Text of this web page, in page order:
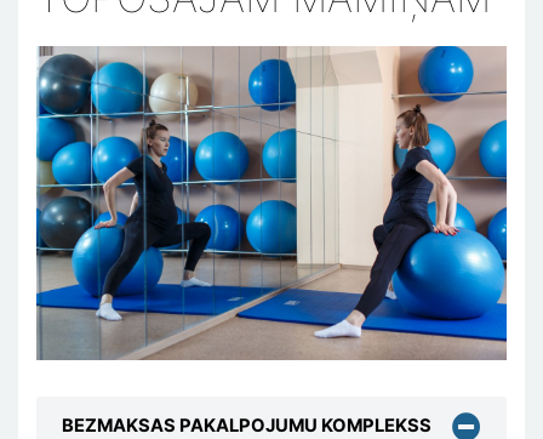
BEZMAKSAS PAKALPOJUMU KOMPLEKSS